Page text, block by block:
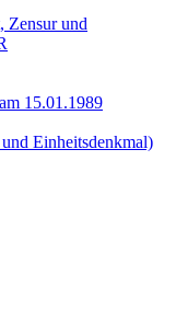
Zensur und
15.01.1989
Einheitsdenkmal)